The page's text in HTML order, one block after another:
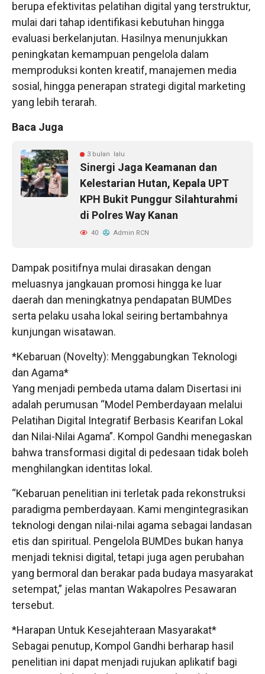
berupa efektivitas pelatihan digital yang terstruktur,
mulai dari tahap identifikasi kebutuhan hingga
evaluasi berkelanjutan. Hasilnya menunjukkan
peningkatan kemampuan pengelola dalam
memproduksi konten kreatif, manajemen media
sosial, hingga penerapan strategi digital marketing
yang lebih terarah.
Baca Juga
3 bulan lalu
Sinergi Jaga Keamanan dan
Kelestarian Hutan, Kepala UPT
KPH Bukit Punggur Silahturahmi
di Polres Way Kanan
40 Admin RCN
Dampak positifnya mulai dirasakan dengan
meluasnya jangkauan promosi hingga ke luar
daerah dan meningkatnya pendapatan BUMDes
serta pelaku usaha lokal seiring bertambahnya
kunjungan wisatawan.
*Kebaruan (Novelty): Menggabungkan Teknologi
dan Agama*
Yang menjadi pembeda utama dalam Disertasi ini
adalah perumusan “Model Pemberdayaan melalui
Pelatihan Digital Integratif Berbasis Kearifan Lokal
dan Nilai-Nilai Agama”. Kompol Gandhi menegaskan
bahwa transformasi digital di pedesaan tidak boleh
menghilangkan identitas lokal.
“Kebaruan penelitian ini terletak pada rekonstruksi
paradigma pemberdayaan. Kami mengintegrasikan
teknologi dengan nilai-nilai agama sebagai landasan
etis dan spiritual. Pengelola BUMDes bukan hanya
menjadi teknisi digital, tetapi juga agen perubahan
yang bermoral dan berakar pada budaya masyarakat
setempat,” jelas mantan Wakapolres Pesawaran
tersebut.
*Harapan Untuk Kesejahteraan Masyarakat*
Sebagai penutup, Kompol Gandhi berharap hasil
penelitian ini dapat menjadi rujukan aplikatif bagi